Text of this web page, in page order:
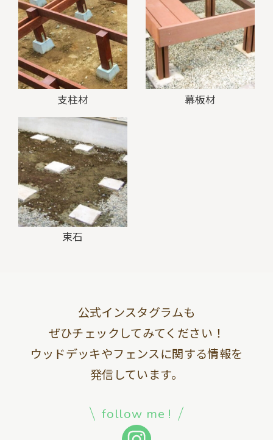
支柱材 幕板材
束石
公式インスタグラムも
ぜひチェックしてみてください！
ウッドデッキやフェンスに関する情報を
発信しています。
follow me !